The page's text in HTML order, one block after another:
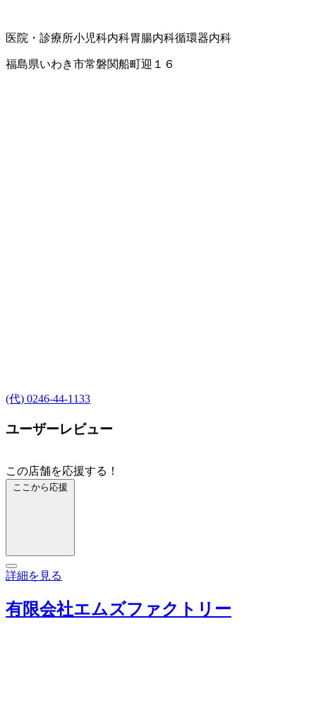
医院・診療所小児科内科胃腸内科循環器内科
福島県いわき市常磐関船町迎１６
(代) 0246-44-1133
ユーザーレビュー
この店舗を応援する！
ここから応援
詳細を見る
有限会社エムズファクトリー